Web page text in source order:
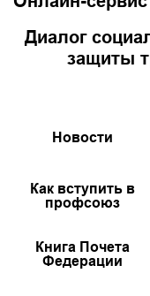
Диалог
защиты
Новости
Как вступить в
профсоюз
Книга Почета
Федерации